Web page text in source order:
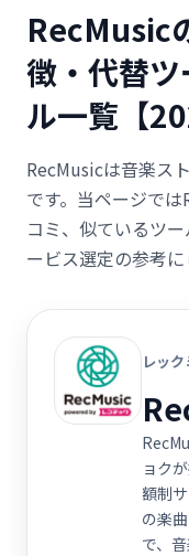
RecMusic
徴・代替
ル一覧【
RecMusicは音楽ス
です。当ページで
コミ、似ているツ
ービス選定の参考に
レッ
ョク
額制
の楽
で、